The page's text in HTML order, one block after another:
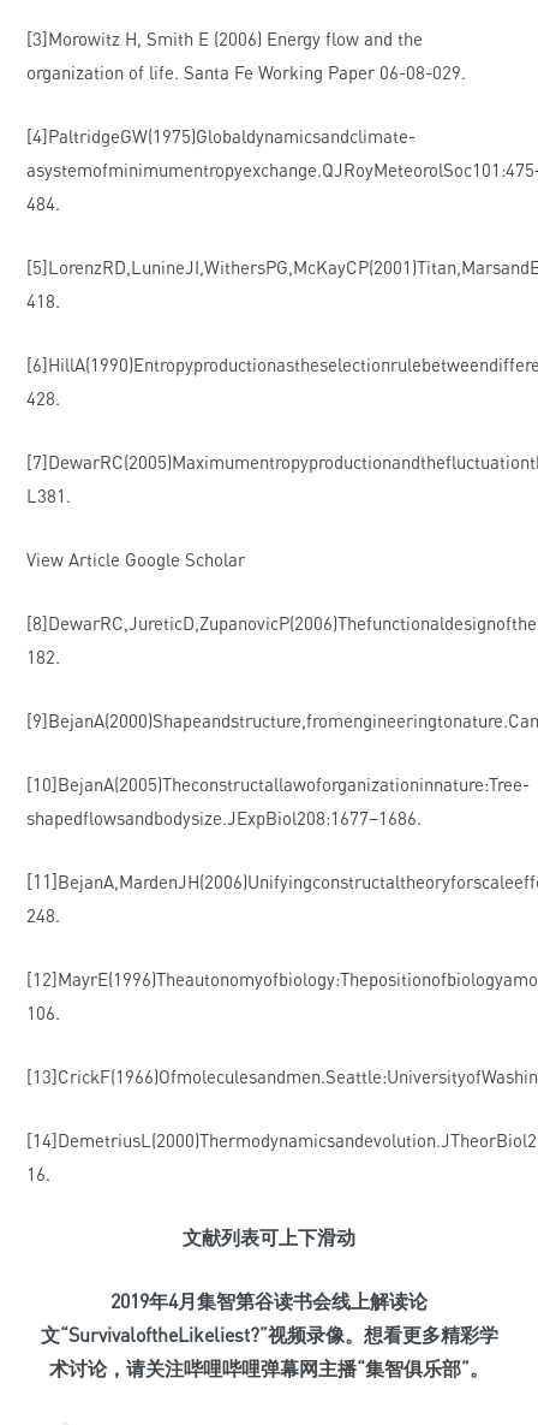
[3]Morowitz H, Smith E (2006) Energy flow and the
organization of life. Santa Fe Working Paper 06-08-029.
[4]PaltridgeGW(1975)Globaldynamicsandclimate-
484.
418.
428.
L381.
View Article Google Scholar
182.
[10]BejanA(2005)Theconstructallawoforganizationinnature:Tree-
shapedflowsandbodysize.JExpBiol208:1677–1686.
[11]
248.
106.
16.
文献列表可上下滑动
2019年4月集智第谷读书会线上解读论
文“SurvivaloftheLikeliest?”视频录像。 想看更多精彩学
术讨论，请关注哔哩哔哩弹幕网主播“集智俱乐部”。